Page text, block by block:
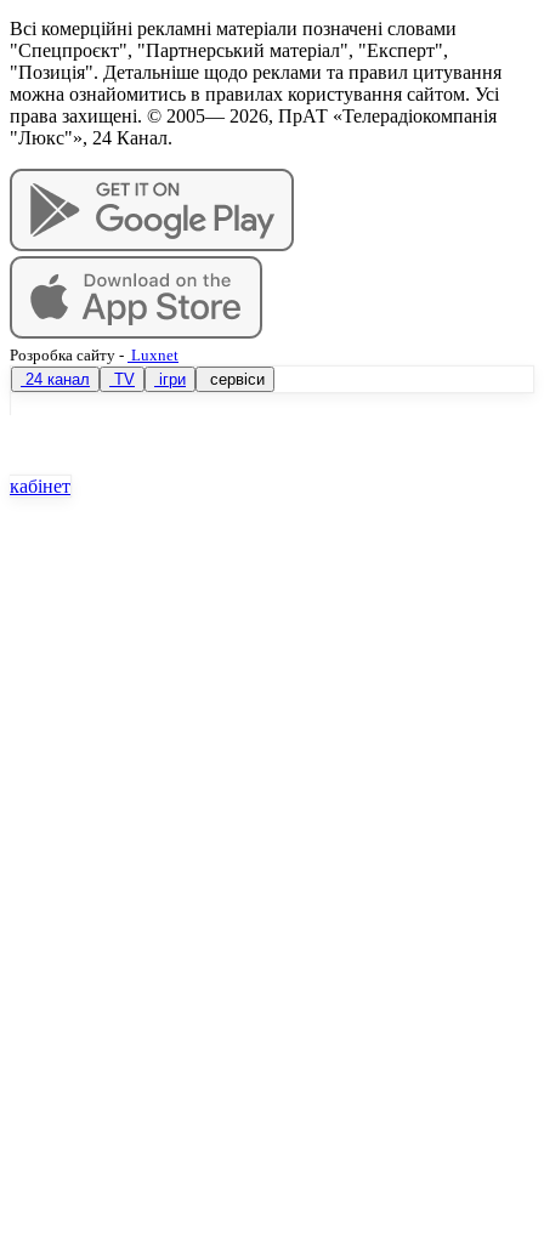
Всі комерційні рекламні матеріали позначені словами
"Спецпроєкт", "Партнерський матеріал", "Експерт",
"Позиція". Детальніше щодо реклами та правил цитування
можна ознайомитись в правилах користування сайтом. Усі
права захищені. © 2005— 2026, ПрАТ «Телерадіокомпанія
"Люкс"», 24 Канал.
Розробка сайту - Luxnet
24 канал
TV ігри сервіси
кабінет